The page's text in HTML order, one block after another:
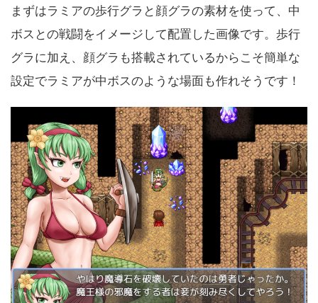
まずはラミアの歩行グラと顔グラの素材を使って、中
ボスとの戦闘をイメージして配置した画像です。歩行
グラに加え、顔グラも搭載されているからこそ簡単な
設定でラミアが中ボスのような場面も作れそうです！